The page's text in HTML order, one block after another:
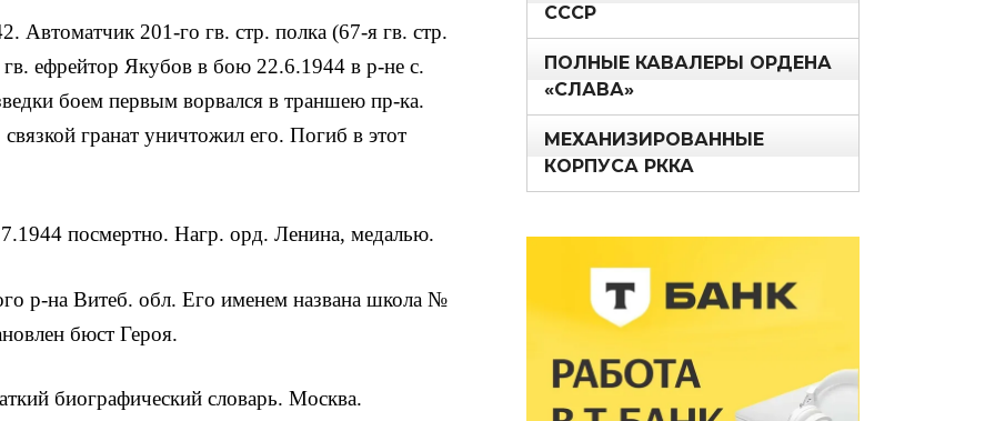
Автоматчик 201-го гв. стр. полка (67-я гв. стр.
ефрейтор Якубов в бою 22.6.1944 в р-не с.
боем первым ворвался в траншею пр-ка.
гранат уничтожил его. Погиб в этот
посмертно. Нагр. орд. Ленина, медалью.
р-на Витеб. обл. Его именем названа школа №
бюст Героя.
биографический словарь. Москва.
СССР
ПОЛНЫЕ КАВАЛЕРЫ ОРДЕНА
«СЛАВА»
МЕХАНИЗИРОВАННЫЕ
КОРПУСА РККА